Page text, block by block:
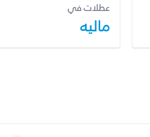
عطلات في
ماليه